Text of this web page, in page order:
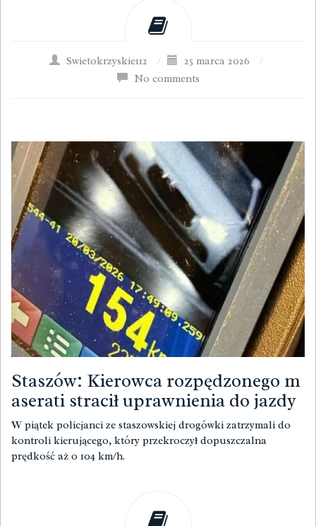
Swietokrzyskie112 / 25 marca 2026
/
No comments
Staszów: Kierowca rozpędzonego m
aserati stracił uprawnienia do jazdy
W piątek policjanci ze staszowskiej drogówki zatrzymali do
kontroli kierującego, który przekroczył dopuszczalna
prędkość aż o 104 km/h.